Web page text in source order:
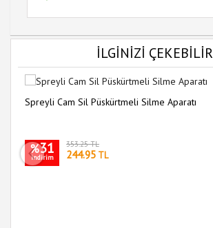
İLGİNİZİ ÇEKEBİLİR
Spreyli Cam Sil Püskürtmeli Silme Aparatı
%31
indirim
353.25 TL
244.95 TL